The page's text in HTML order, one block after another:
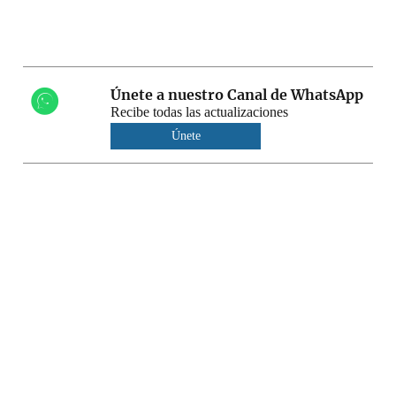
Únete a nuestro Canal de WhatsApp
Recibe todas las actualizaciones
Únete